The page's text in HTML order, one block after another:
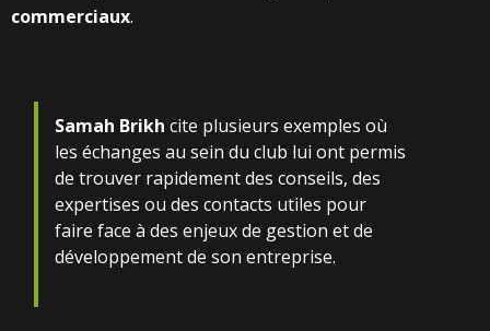
commerciaux.
Samah Brikh cite plusieurs exemples où
les échanges au sein du club lui ont permis
de trouver rapidement des conseils, des
expertises ou des contacts utiles pour
faire face à des enjeux de gestion et de
développement de son entreprise.